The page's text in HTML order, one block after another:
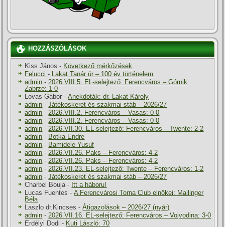
HOZZÁSZÓLÁSOK
Kiss János - Következő mérkőzések
Felucci - Lakat Tanár úr – 100 év történelem
admin -2026.VIII.5. EL-selejtező: Ferencváros – Górnik
Zabrze: 1-0
Lovas Gábor -Anekdoták: dr. Lakat Károly
admin -Játékoskeret és szakmai stáb – 2026/27
admin -2026.VIII.2. Ferencváros – Vasas: 0-0
admin -2026.VIII.2. Ferencváros – Vasas: 0-0
admin -2026.VII.30. EL-selejtező: Ferencváros – Twente: 2-2
admin - Botka Endre
admin - Bamidele Yusuf
admin -2026.VII.26. Paks – Ferencváros: 4-2
admin -2026.VII.26. Paks – Ferencváros: 4-2
admin -2026.VII.23. EL-selejtező: Twente – Ferencváros: 1-2
admin -Játékoskeret és szakmai stáb – 2026/27
Charbel Bouja- Itt a háboru!
Lucas Fuentes -A Ferencvárosi Torna Club elnökei: Mailinger
Béla
Laszlo dr.Kincses -Átigazolások – 2026/27 (nyár)
admin -2026.VII.16. EL-selejtező: Ferencváros – Vojvodina: 3-0
Erdélyi Dodi - Kuti László: 70